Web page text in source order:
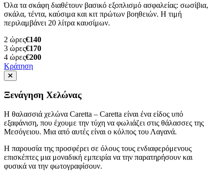
Όλα τα σκάφη διαθέτουν βασικό εξοπλισμό ασφαλείας: σωσίβια,
σκάλα, τέντα, καύσιμα και κιτ πρώτων βοηθειών. Η τιμή
περιλαμβάνει 20 λίτρα καυσίμων.
2 ώρες€140
3 ώρες€170
4 ώρες€200
Κράτηση
Ξενάγηση Χελώνας
Η θαλασσιά χελώνα Caretta – Caretta είναι ένα είδος υπό
εξαφάνιση, που έχουμε την τύχη να φωλιάζει στις θάλασσες της
Μεσόγειου. Μια από αυτές είναι ο κόλπος του Λαγανά.
Η παρουσία της προσφέρει σε όλους τους ενδιαφερόμενους
επισκέπτες μια μοναδική εμπειρία να την παρατηρήσουν και
φυσικά να την φωτογραφίσουν.